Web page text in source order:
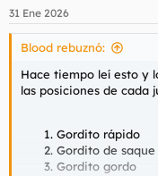
e
s
31 Ene 2026
Blood rebuznó:
Hace tiempo leí esto y
las posiciones de cada
Gordito rápido
Gordito de
Gordito gordo